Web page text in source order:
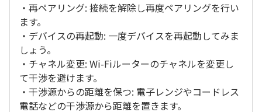
・再ペアリング: 接続を解除し再度ペアリングを行い
ます。
・デバイスの再起動: 一度デバイスを再起動してみま
しょう。
・チャネル変更: Wi-Fiルーターのチャネルを変更し
て干渉を避けます。
・干渉源からの距離を保つ: 電子レンジやコードレス
電話などの干渉源から距離を置きます。